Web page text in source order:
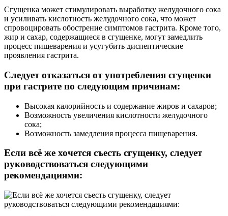
Сгущенка может стимулировать выработку желудочного сока
и усиливать кислотность желудочного сока, что может
спровоцировать обострение симптомов гастрита. Кроме того,
жир и сахар, содержащиеся в сгущенке, могут замедлить
процесс пищеварения и усугубить диспептические
проявления гастрита.
Следует отказаться от употребления сгущенки
при гастрите по следующим причинам:
Высокая калорийность и содержание жиров и сахаров;
Возможность увеличения кислотности желудочного
сока;
Возможность замедления процесса пищеварения.
Если всё же хочется съесть сгущенку, следует
руководствоваться следующими
рекомендациями: